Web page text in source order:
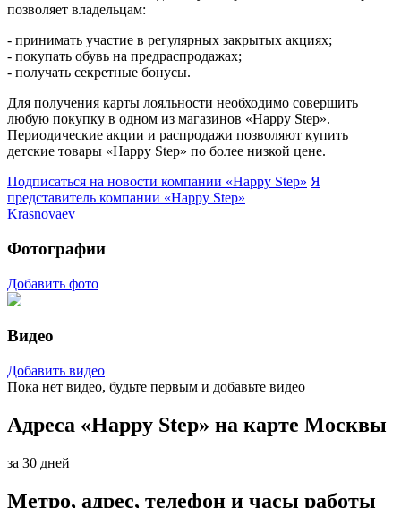
позволяет владельцам:
- принимать участие в регулярных закрытых акциях;
- покупать обувь на предраспродажах;
- получать секретные бонусы.
Для получения карты лояльности необходимо совершить
любую покупку в одном из магазинов «Happy Step».
Периодические акции и распродажи позволяют купить
детские товары «Happy Step» по более низкой цене.
Подписаться на новости компании «Happy Step» Я
представитель компании «Happy Step»
Krasnovaev
Фотографии
Добавить фото
Видео
Добавить видео
Пока нет видео, будьте первым и добавьте видео
Адреса «Happy Step» на карте Москвы
за 30 дней
Метро, адрес, телефон и часы работы